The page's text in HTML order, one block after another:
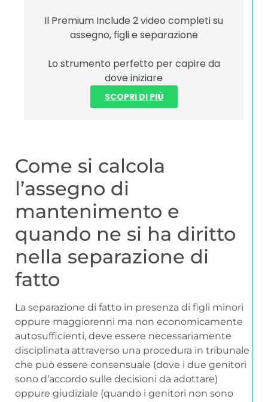
Il Premium Include 2 video completi su
assegno, figli e separazione
Lo strumento perfetto per capire da
dove iniziare
SCOPRI DI PIÙ
Come si calcola
l’assegno di
mantenimento e
quando ne si ha diritto
nella separazione di
fatto
La separazione di fatto in presenza di figli minori
oppure maggiorenni ma non economicamente
autosufficienti, deve essere necessariamente
disciplinata attraverso una procedura in tribunale
che può essere consensuale (dove i due genitori
sono d’accordo sulle decisioni da adottare)
oppure giudiziale (quando i genitori non sono